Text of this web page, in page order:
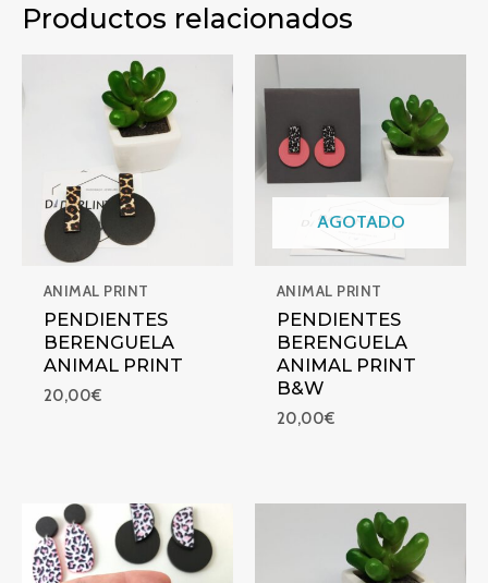
Productos relacionados
PENDIENTES BERENGUELA ANIMAL PRINT
ANIMAL PRINT
PENDIENTES
BERENGUELA
ANIMAL PRINT
20,00€
PENDIENTES BERENGUELA
AGOTADO
ANIMAL PRINT
PENDIENTES
BERENGUELA
ANIMAL PRINT
B&W
20,00€
PENDIENTES ABANICO ANIMAL PRINTPENDIENTES SATÉLITE